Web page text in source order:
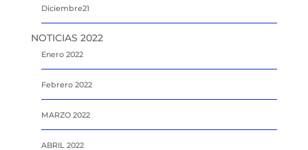
Diciembre21
NOTICIAS 2022
Enero 2022
Febrero 2022
MARZO 2022
ABRIL 2022